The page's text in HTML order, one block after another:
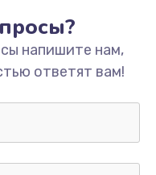
напишите нам,
ответят вам!